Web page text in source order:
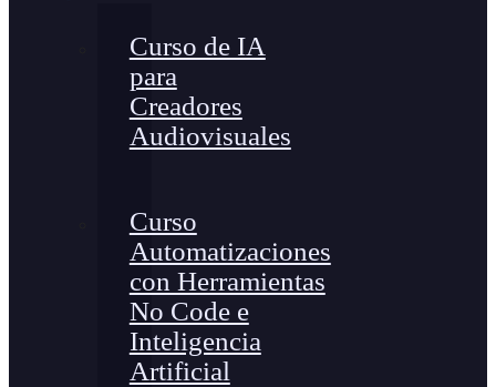
Curso de IA
para
Creadores
Audiovisuales
Curso
Automatizaciones
con Herramientas
No Code e
Inteligencia
Artificial